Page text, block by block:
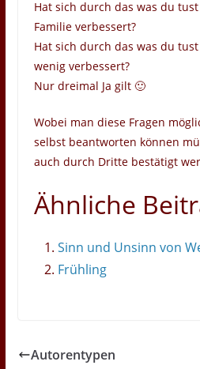
Hat sich durch das was du
Familie verbessert?
Hat sich durch das was du
wenig verbessert?
Nur dreimal Ja gilt 🙂
Wobei man diese Fragen
selbst beantworten können
auch durch Dritte bestätigt
Ähnliche
Sinn und Unsinn von
Frühling
Autorentypen